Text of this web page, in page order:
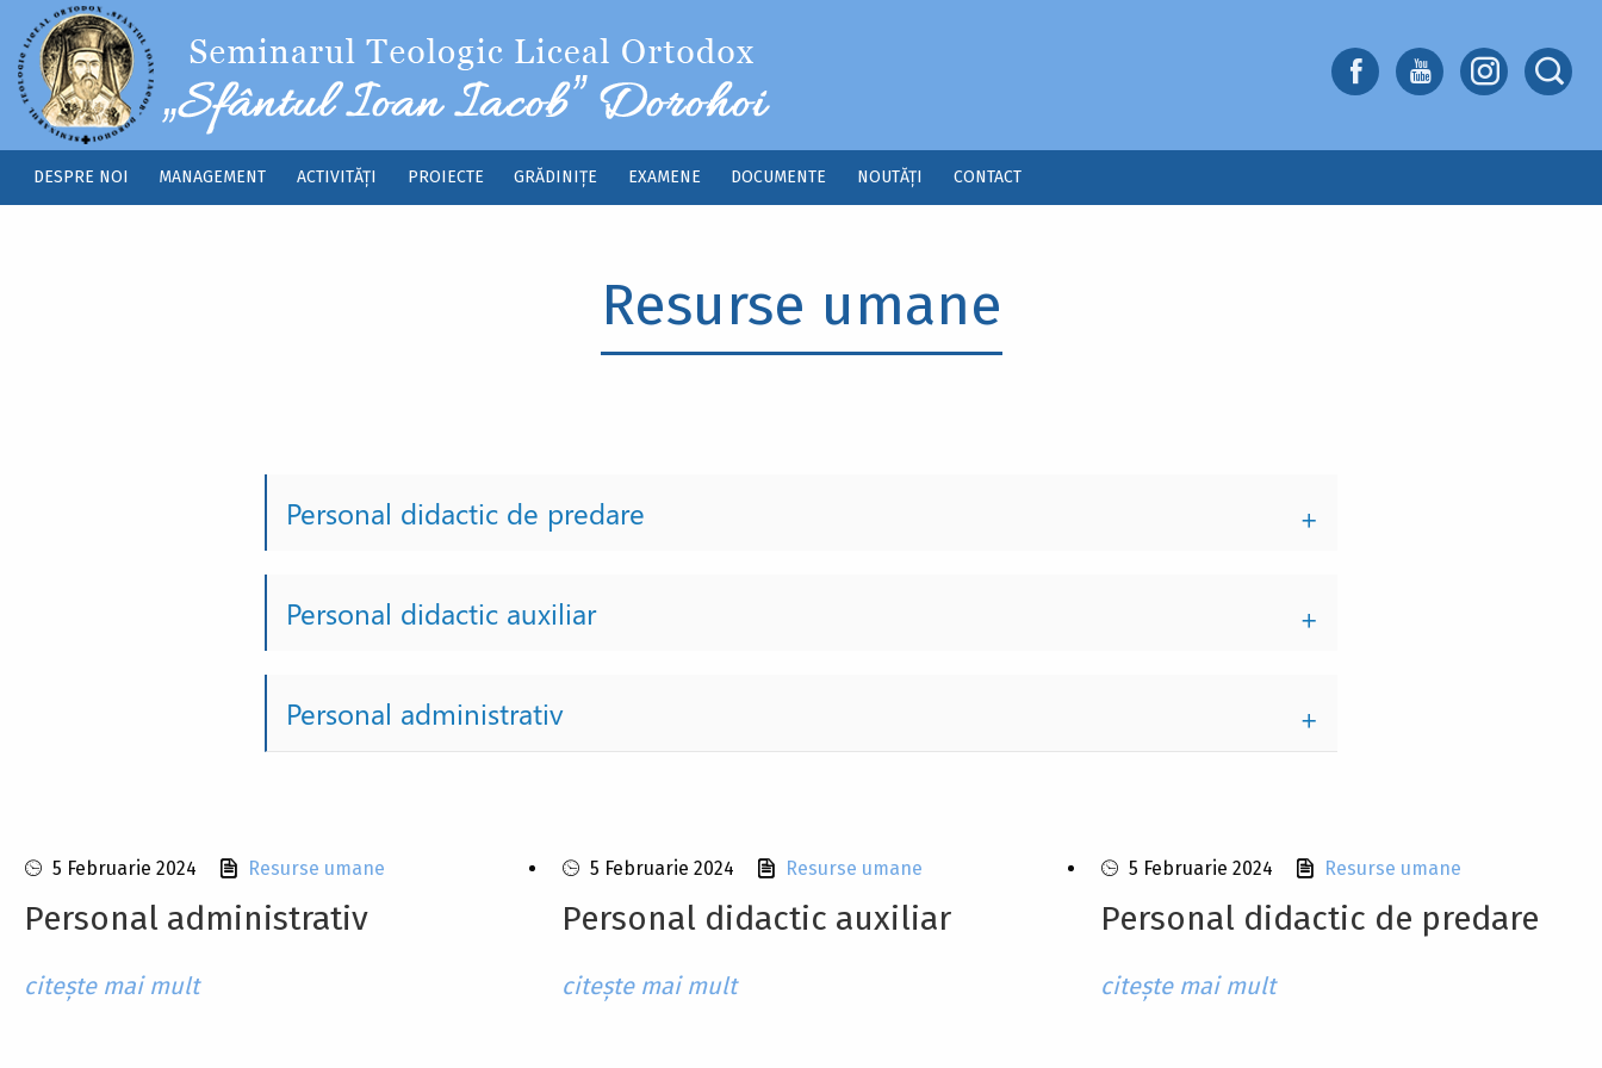
Sari la conținutul principal
Main
DESPRE NOI MANAGEMENT ACTIVITĂȚI PROIECTE GRĂDINIȚE EXAMENE DOCUMENTE NOUTĂȚI CONTACT
Resurse umane
Personal didactic de predare
Personal didactic auxiliar
Personal administrativ
5 Februarie 2024 Resurse umane
Personal administrativ
citește mai mult
5 Februarie 2024 Resurse umane
Personal didactic auxiliar
citește mai mult
5 Februarie 2024 Resurse umane
Personal didactic de predare
citește mai mult